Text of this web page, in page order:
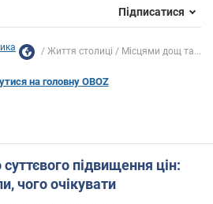
Підписатися
Життя столиці Місцями дощ та...
на головну OBOZ
підвищення цін:
чого очікувати